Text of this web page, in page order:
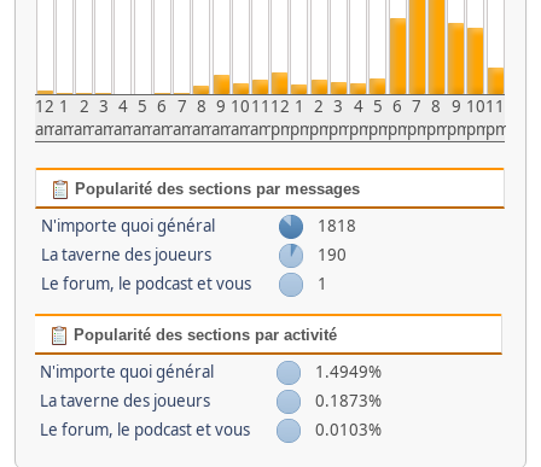
12
am
1
am
2
am
3
am
4
am
5
am
6
am
7
am
8
am
9
am
10
am
11
am
12
pm
1
pm
2
pm
3
pm
4
pm
5
pm
6
pm
7
pm
8
pm
9
pm
10
pm
11
pm
Popularité des sections par messages
N'importe quoi général
1818
La taverne des joueurs
190
Le forum, le podcast et vous
1
Popularité des sections par activité
N'importe quoi général
1.4949%
La taverne des joueurs
0.1873%
Le forum, le podcast et vous
0.0103%